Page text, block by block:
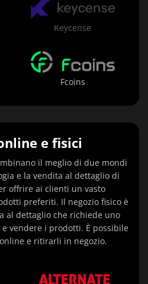
Keycense
Fcoins
e fisici
il meglio di due mondi
e la vendita al dettaglio di
offrire ai clienti un vasto
preferiti. Il negozio fisico è
al dettaglio che richiede uno
vendere i prodotti. È possibile
e ritirarli in negozio.